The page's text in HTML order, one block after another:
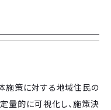
施策に対する地域住民の
量的に可視化し、施策決